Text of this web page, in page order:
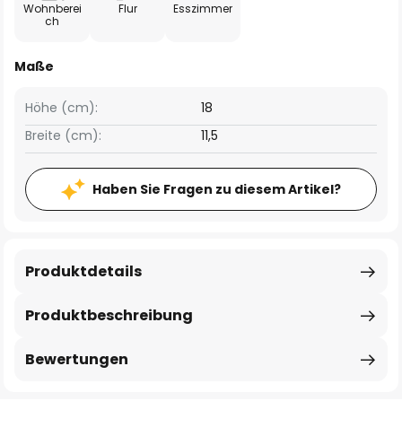
Wohnberei
ch
Flur Esszimmer
Maße
Breite (cm): 11,5
Höhe (cm): 18
Haben Sie Fragen zu diesem Artikel?
Produktbeschreibung
Produktdetails
Bewertungen